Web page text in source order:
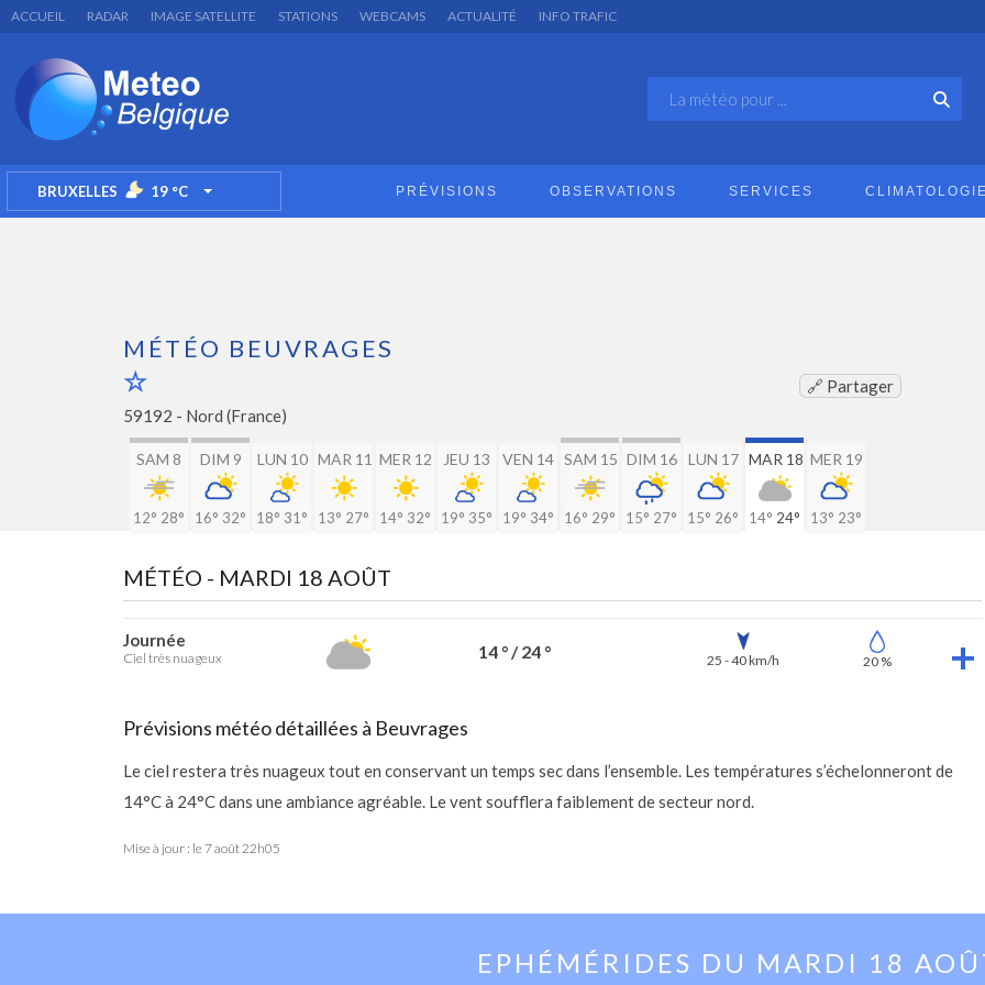
ACCUEIL RADAR IMAGE SATELLITE STATIONS WEBCAMS ACTUALITÉ INFO TRAFIC
BRUXELLES 19°C TOGGLE DROPDOWN PRÉVISIONS OBSERVATIONS SERVICES
MÉTÉO BEUVRAGES
🔗 Partager
59192 - Nord (France)
SAM 8
12° 28°
DIM 9
16° 32°
LUN 10
18° 31°
MAR 11
13° 27°
MER 12
14° 32°
JEU 13
19° 35°
VEN 14
19° 34°
SAM 15
16° 29°
DIM 16
15° 27°
LUN 17
15° 26°
MAR 18
14° 24°
MER 19
13° 23°
MÉTÉO - MARDI 18 AOÛT
Journée
Ciel très nuageux 14 ° / 24 ° 25 - 40 km/h 20 %
Prévisions météo détaillées à Beuvrages
Le ciel restera très nuageux tout en conservant un temps sec dans l’ensemble. Les températures s’échelonneront de
14°C à 24°C dans une ambiance agréable. Le vent soufflera faiblement de secteur nord.
Mise à jour : le 7 août 22h05
EPHÉMÉRIDES DU MARDI 18